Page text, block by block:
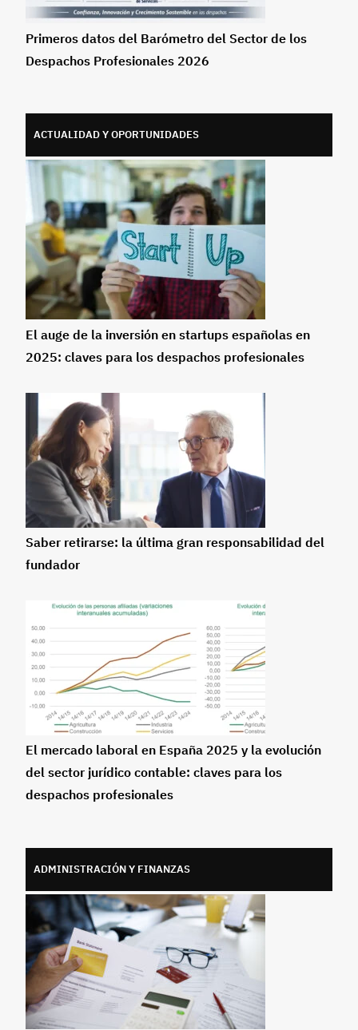
Primeros datos del Barómetro del Sector de los
Despachos Profesionales 2026
ACTUALIDAD Y OPORTUNIDADES
El auge de la inversión en startups españolas en
2025: claves para los despachos profesionales
Saber retirarse: la última gran responsabilidad del
fundador
El mercado laboral en España 2025 y la evolución
del sector jurídico contable: claves para los
despachos profesionales
ADMINISTRACIÓN Y FINANZAS